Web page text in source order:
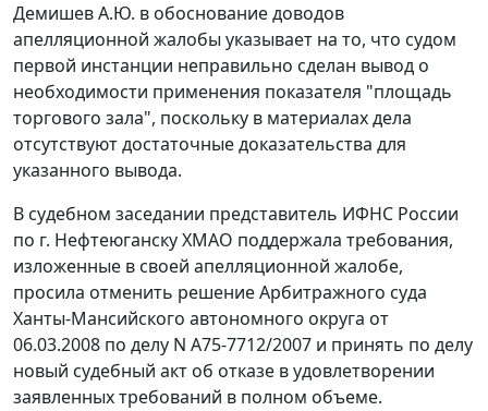
Демишев А.Ю. в обоснование доводов
апелляционной жалобы указывает на то, что судом
первой инстанции неправильно сделан вывод о
необходимости применения показателя "площадь
торгового зала", поскольку в материалах дела
отсутствуют достаточные доказательства для
указанного вывода.
В судебном заседании представитель ИФНС России
по г. Нефтеюганску ХМАО поддержала требования,
изложенные в своей апелляционной жалобе,
просила отменить решение Арбитражного суда
Ханты-Мансийского автономного округа от
06.03.2008 по делу N А75-7712/2007 и принять по делу
новый судебный акт об отказе в удовлетворении
заявленных требований в полном объеме.